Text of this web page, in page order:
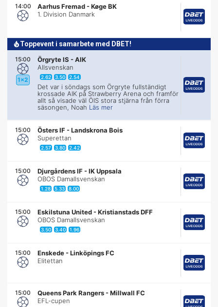
14:00 Aarhus Fremad -Køge BK
1. Division Danmark
Toppevent i samarbete med DBET!
15:00
1x2
Örgryte IS -AIK
Allsvenskan
2.62 3.50 2.54
Det var i söndags som Örgryte fullständigt
krossade AIK på Strawberry Arena och framför
allt så visade väl ÖIS stora stjärna från förra
säsongen, Noah Läs mer
15:00 Östers IF -Landskrona Bois
Superettan
2.57 3.80 2.42
15:00 Djurgårdens IF -IK Uppsala
OBOS Damallsvenskan
1.28 5.33 8.00
15:00 Eskilstuna United -Kristianstads DFF
OBOS Damallsvenskan
3.50 3.40 1.96
15:00 Enskede -Linköpings FC
Elitettan
15:00 Queens Park Rangers -Millwall FC
EFL-cupen